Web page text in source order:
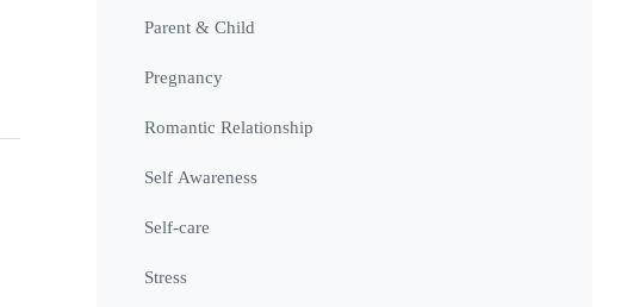
Parent & Child
Pregnancy
Romantic Relationship
Self Awareness
Self-care
Stress